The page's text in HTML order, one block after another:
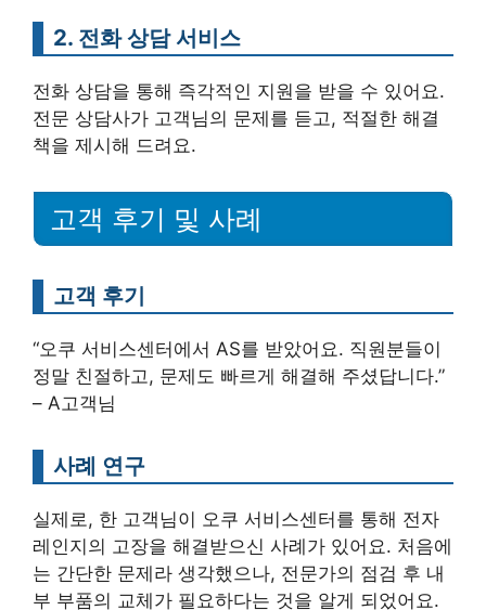
2. 전화 상담 서비스
전화 상담을 통해 즉각적인 지원을 받을 수 있어요.
전문 상담사가 고객님의 문제를 듣고, 적절한 해결
책을 제시해 드려요.
고객 후기 및 사례
고객 후기
“오쿠 서비스센터에서 AS를 받았어요. 직원분들이
정말 친절하고, 문제도 빠르게 해결해 주셨답니다.”
– A고객님
사례 연구
실제로, 한 고객님이 오쿠 서비스센터를 통해 전자
레인지의 고장을 해결받으신 사례가 있어요. 처음에
는 간단한 문제라 생각했으나, 전문가의 점검 후 내
부 부품의 교체가 필요하다는 것을 알게 되었어요.